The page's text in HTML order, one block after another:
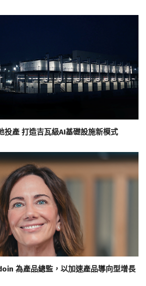
投產 打造吉瓦級AI基礎設施新模式
為產品總監，以加速產品導向型增長